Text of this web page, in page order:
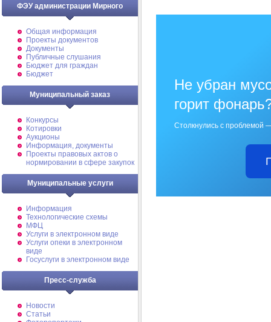
ФЭУ администрации Мирного
Общая информация
Проекты документов
Документы
Публичные слушания
Бюджет для граждан
Бюджет
Муниципальный заказ
Конкурсы
Котировки
Аукционы
Информация, документы
Проекты правовых актов о
нормировании в сфере закупок
Муниципальные услуги
Информация
Технологические схемы
МФЦ
Услуги в электронном виде
Услуги опеки в электронном
виде
Госуслуги в электронном виде
Пресс-служба
Новости
Статьи
Не убран
горит
Столкнулись с проблемой